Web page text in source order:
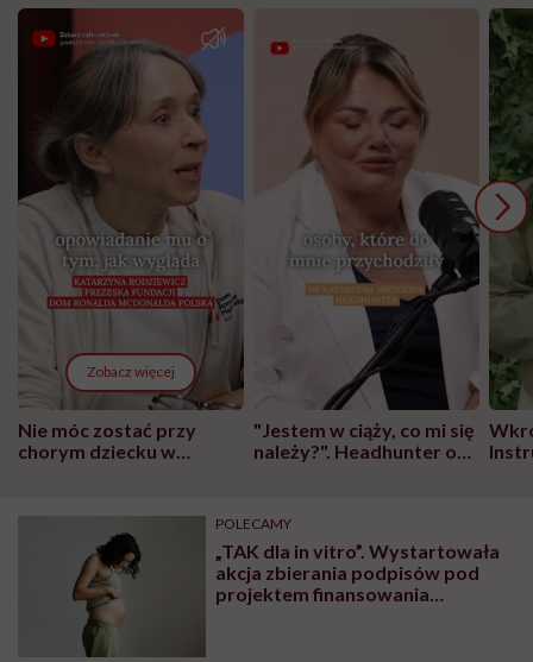
Zobacz więcej
Nie móc zostać przy
chorym dziecku w
może chyba tylko
głupota i brak
wyobraźni"
"Jestem w ciąży, co mi się
należy?". Headhunter o
pracy
POLECAMY
„TAK dla in vitro”. Wystartowała
akcja zbierania podpisów pod
projektem finansowania